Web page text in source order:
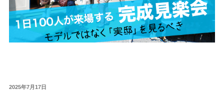
投
2025年7月17日